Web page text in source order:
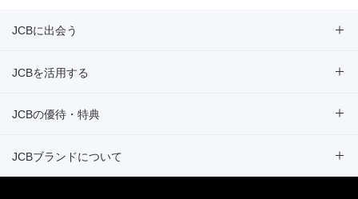
JCBに出会う
JCBを活用する
JCBの優待・特典
JCBブランドについて